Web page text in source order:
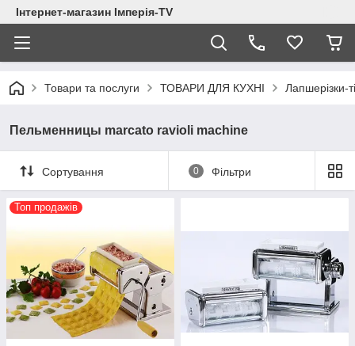
Інтернет-магазин Імперія-TV
Товари та послуги ТОВАРИ ДЛЯ КУХНІ Лапшерізки-
Пельменницы marcato ravioli machine
Сортування 0 Фільтри
Топ продажів